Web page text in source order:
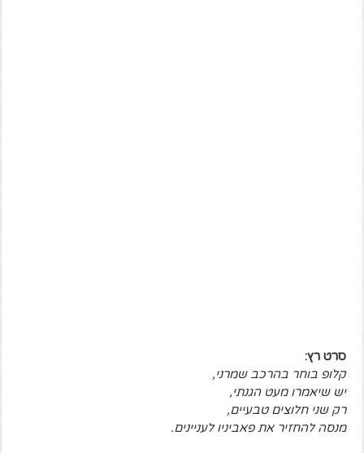
סרט רץ:
קלופ בוחר בהרכב שמרני,
יש שיאמרו מעט הגנתי,
רק שני חלוצים טבעיים,
מנסה להחזיר את פאביניו לעניינים.